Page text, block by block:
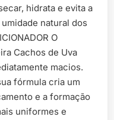
hidrata e evita a
natural dos
O
Cachos de Uva
macios.
fórmula cria um
e a formação
uniformes e